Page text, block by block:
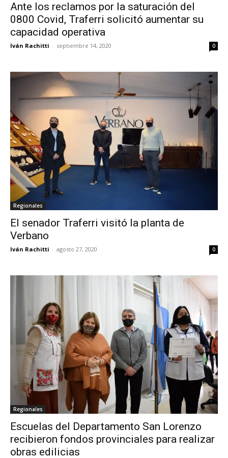
Ante los reclamos por la saturación del
0800 Covid, Traferri solicitó aumentar su
capacidad operativa
Iván Rachitti - septiembre 14, 2020 0
Regionales
El senador Traferri visitó la planta de
Verbano
Iván Rachitti - agosto 27, 2020 0
Regionales
Escuelas del Departamento San Lorenzo
recibieron fondos provinciales para realizar
obras edilicias